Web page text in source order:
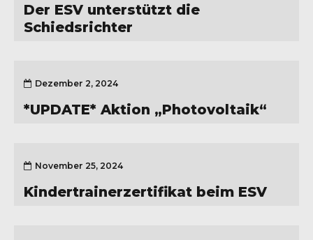
Der ESV unterstützt die
Schiedsrichter
Dezember 2, 2024
*UPDATE* Aktion „Photovoltaik“
November 25, 2024
Kindertrainerzertifikat beim ESV